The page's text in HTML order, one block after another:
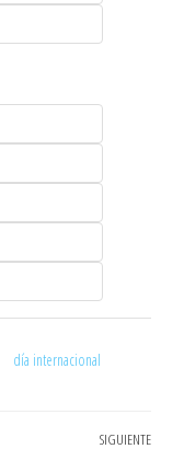
día internacional
SIGUIENTE